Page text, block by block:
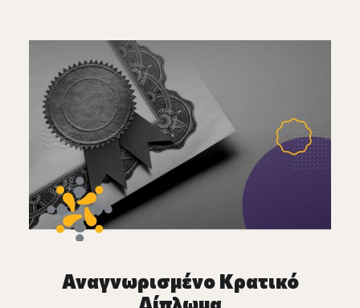
Αναγνωρισμένο Κρατικό